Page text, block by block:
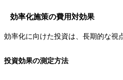
効率化施策の費用対効果
効率化に向けた投資は、長期的な視
投資効果の測定方法